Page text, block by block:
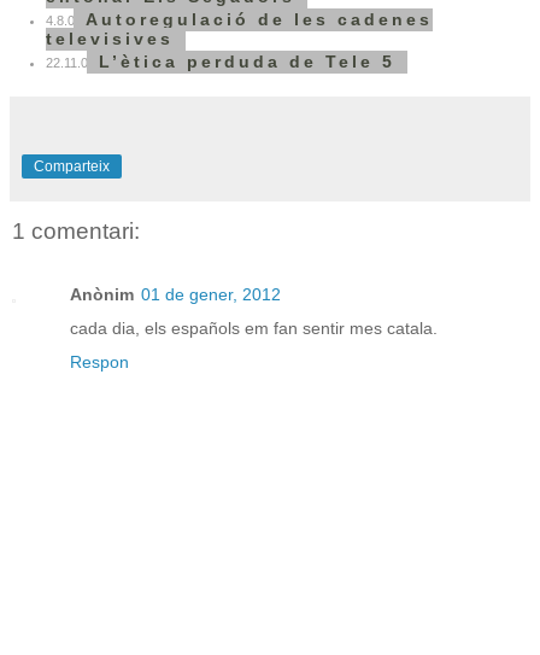
4.8.09 Autoregulació de les cadenes
televisives
22.11.08 L’ètica perduda de Tele 5
Comparteix
1 comentari:
Anònim 01 de gener, 2012
cada dia, els españols em fan sentir mes catala.
Respon